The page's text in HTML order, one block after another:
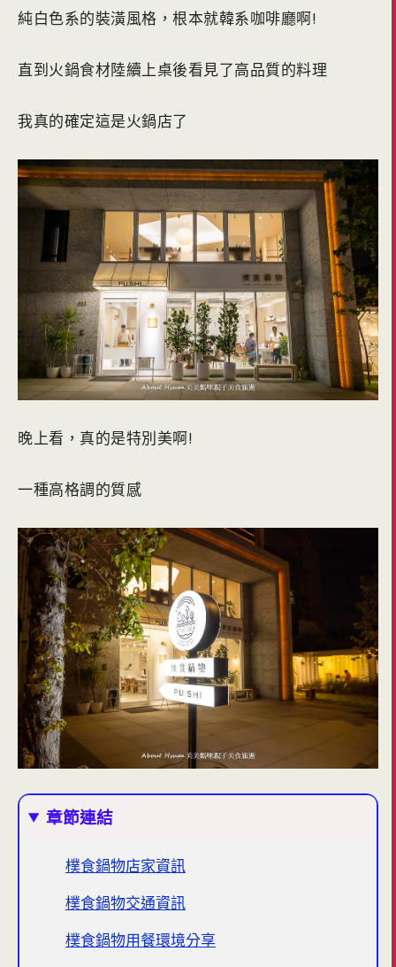
純白色系的裝潢風格，根本就韓系咖啡廳啊!
直到火鍋食材陸續上桌後看見了高品質的料理
我真的確定這是火鍋店了
晚上看，真的是特別美啊!
一種高格調的質感
章節連結
樸食鍋物店家資訊
樸食鍋物交通資訊
樸食鍋物用餐環境分享